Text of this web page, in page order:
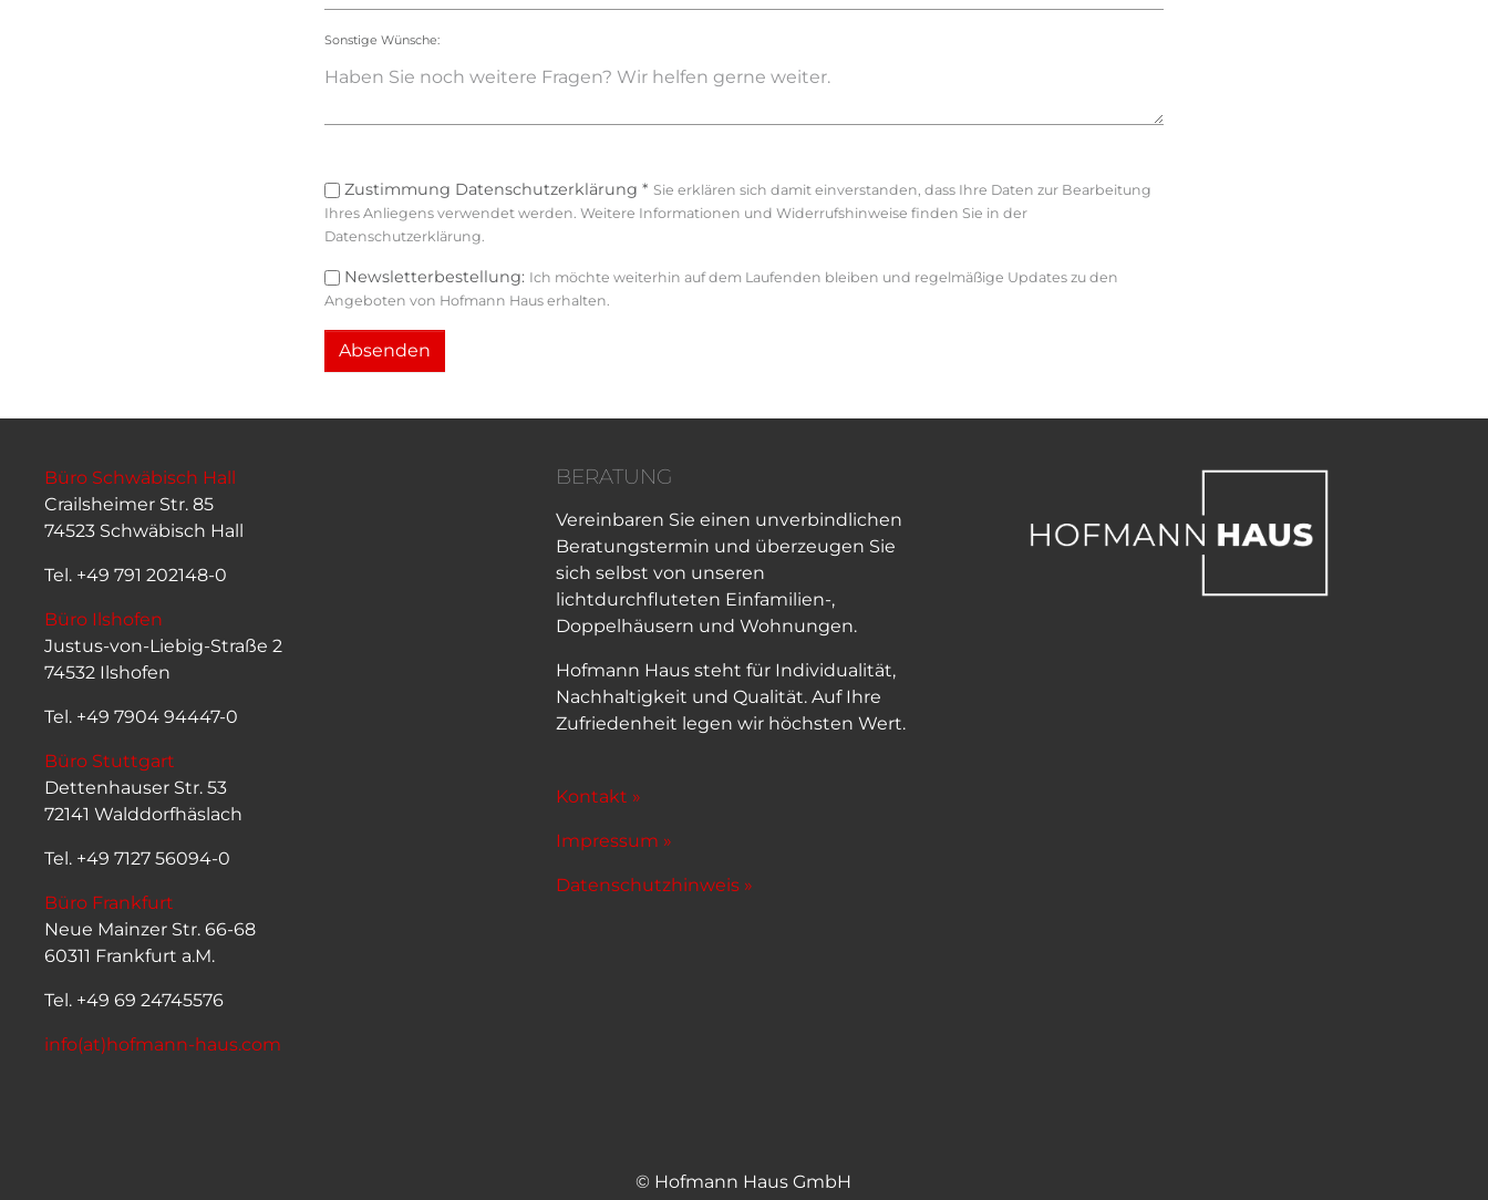
Sonstige Wünsche:
Zustimmung Datenschutzerklärung* Sie erklären sich damit einverstanden, dass Ihre Daten zur Bearbeitung
Ihres Anliegens verwendet werden. Weitere Informationen und Widerrufshinweise finden Sie in der
Datenschutzerklärung.
Newsletterbestellung: Ich möchte weiterhin auf dem Laufenden bleiben und regelmäßige Updates zu den
Angeboten von Hofmann Haus erhalten.
Absenden
Büro Schwäbisch Hall
Crailsheimer Str. 85
74523 Schwäbisch Hall
Tel. +49 791 202148-0
Büro Ilshofen
Justus-von-Liebig-Straße 2
74532 Ilshofen
Tel. +49 7904 94447-0
Büro Stuttgart
Dettenhauser Str. 53
72141 Walddorfhäslach
Tel. +49 7127 56094-0
Büro Frankfurt
Neue Mainzer Str. 66-68
60311 Frankfurt a.M.
Tel. +49 69 24745576
info(at)hofmann-haus.com
BERATUNG
Vereinbaren Sie einen unverbindlichen
Beratungstermin und überzeugen Sie
sich selbst von unseren
lichtdurchfluteten Einfamilien-,
Doppelhäusern und Wohnungen.
Hofmann Haus steht für Individualität,
Nachhaltigkeit und Qualität. Auf Ihre
Zufriedenheit legen wir höchsten Wert.
Kontakt »
Impressum »
Datenschutzhinweis »
© Hofmann Haus GmbH